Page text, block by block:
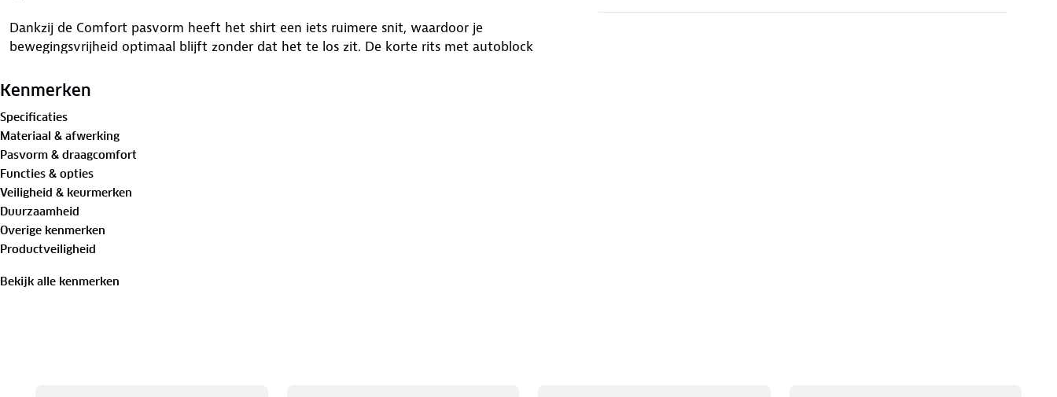
Dankzij de Comfort pasvorm heeft het shirt een iets ruimere snit, waardoor je
bewegingsvrijheid optimaal blijft zonder dat het te los zit. De korte rits met autoblock
kleine accessoires mee te nemen.
Belangrijkste kenmerken:
✔ Ademend en lichte stof
✔ Comfort pasvorm
✔ Korte rits met autoblock stopper
✔ 3 achterzakken
Kenmerken
Specificaties
Materiaal & afwerking
Pasvorm & draagcomfort
Functies & opties
Veiligheid & keurmerken
Duurzaamheid
Overige kenmerken
Productveiligheid
Bekijk alle kenmerken